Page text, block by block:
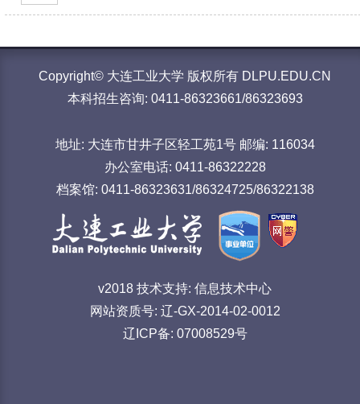
Copyright© 大连工业大学 版权所有 DLPU.EDU.CN
本科招生咨询: 0411-86323661/86323693
地址: 大连市甘井子区轻工苑1号 邮编: 116034
办公室电话: 0411-86322228
档案馆: 0411-86323631/86324725/86322138
v2018 技术支持: 信息技术中心
网站资质号: 辽-GX-2014-02-0012
辽ICP备: 07008529号